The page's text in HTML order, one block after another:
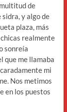
de
y algo de
plaza, más
realmente
sonreía
que me llamaba
mi
Nos metimos
en los puestos